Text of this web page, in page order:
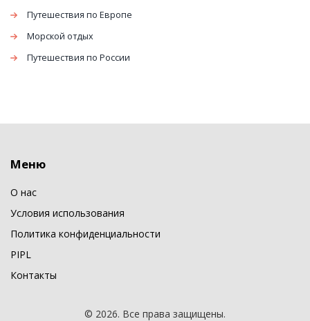
Путешествия по Европе
Морской отдых
Путешествия по России
Меню
О нас
Условия использования
Политика конфиденциальности
PIPL
Контакты
© 2026. Все права защищены.